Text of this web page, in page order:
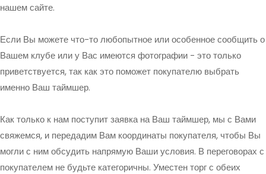
нашем сайте.
Если Вы можете что-то любопытное или особенное сообщить о
Вашем клубе или у Вас имеются фотографии - это только
приветствуется, так как это поможет покупателю выбрать
именно Ваш таймшер.
Как только к нам поступит заявка на Ваш таймшер, мы с Вами
свяжемся, и передадим Вам координаты покупателя, чтобы Вы
могли с ним обсудить напрямую Ваши условия. В переговорах с
покупателем не будьте категоричны. Уместен торг с обеих